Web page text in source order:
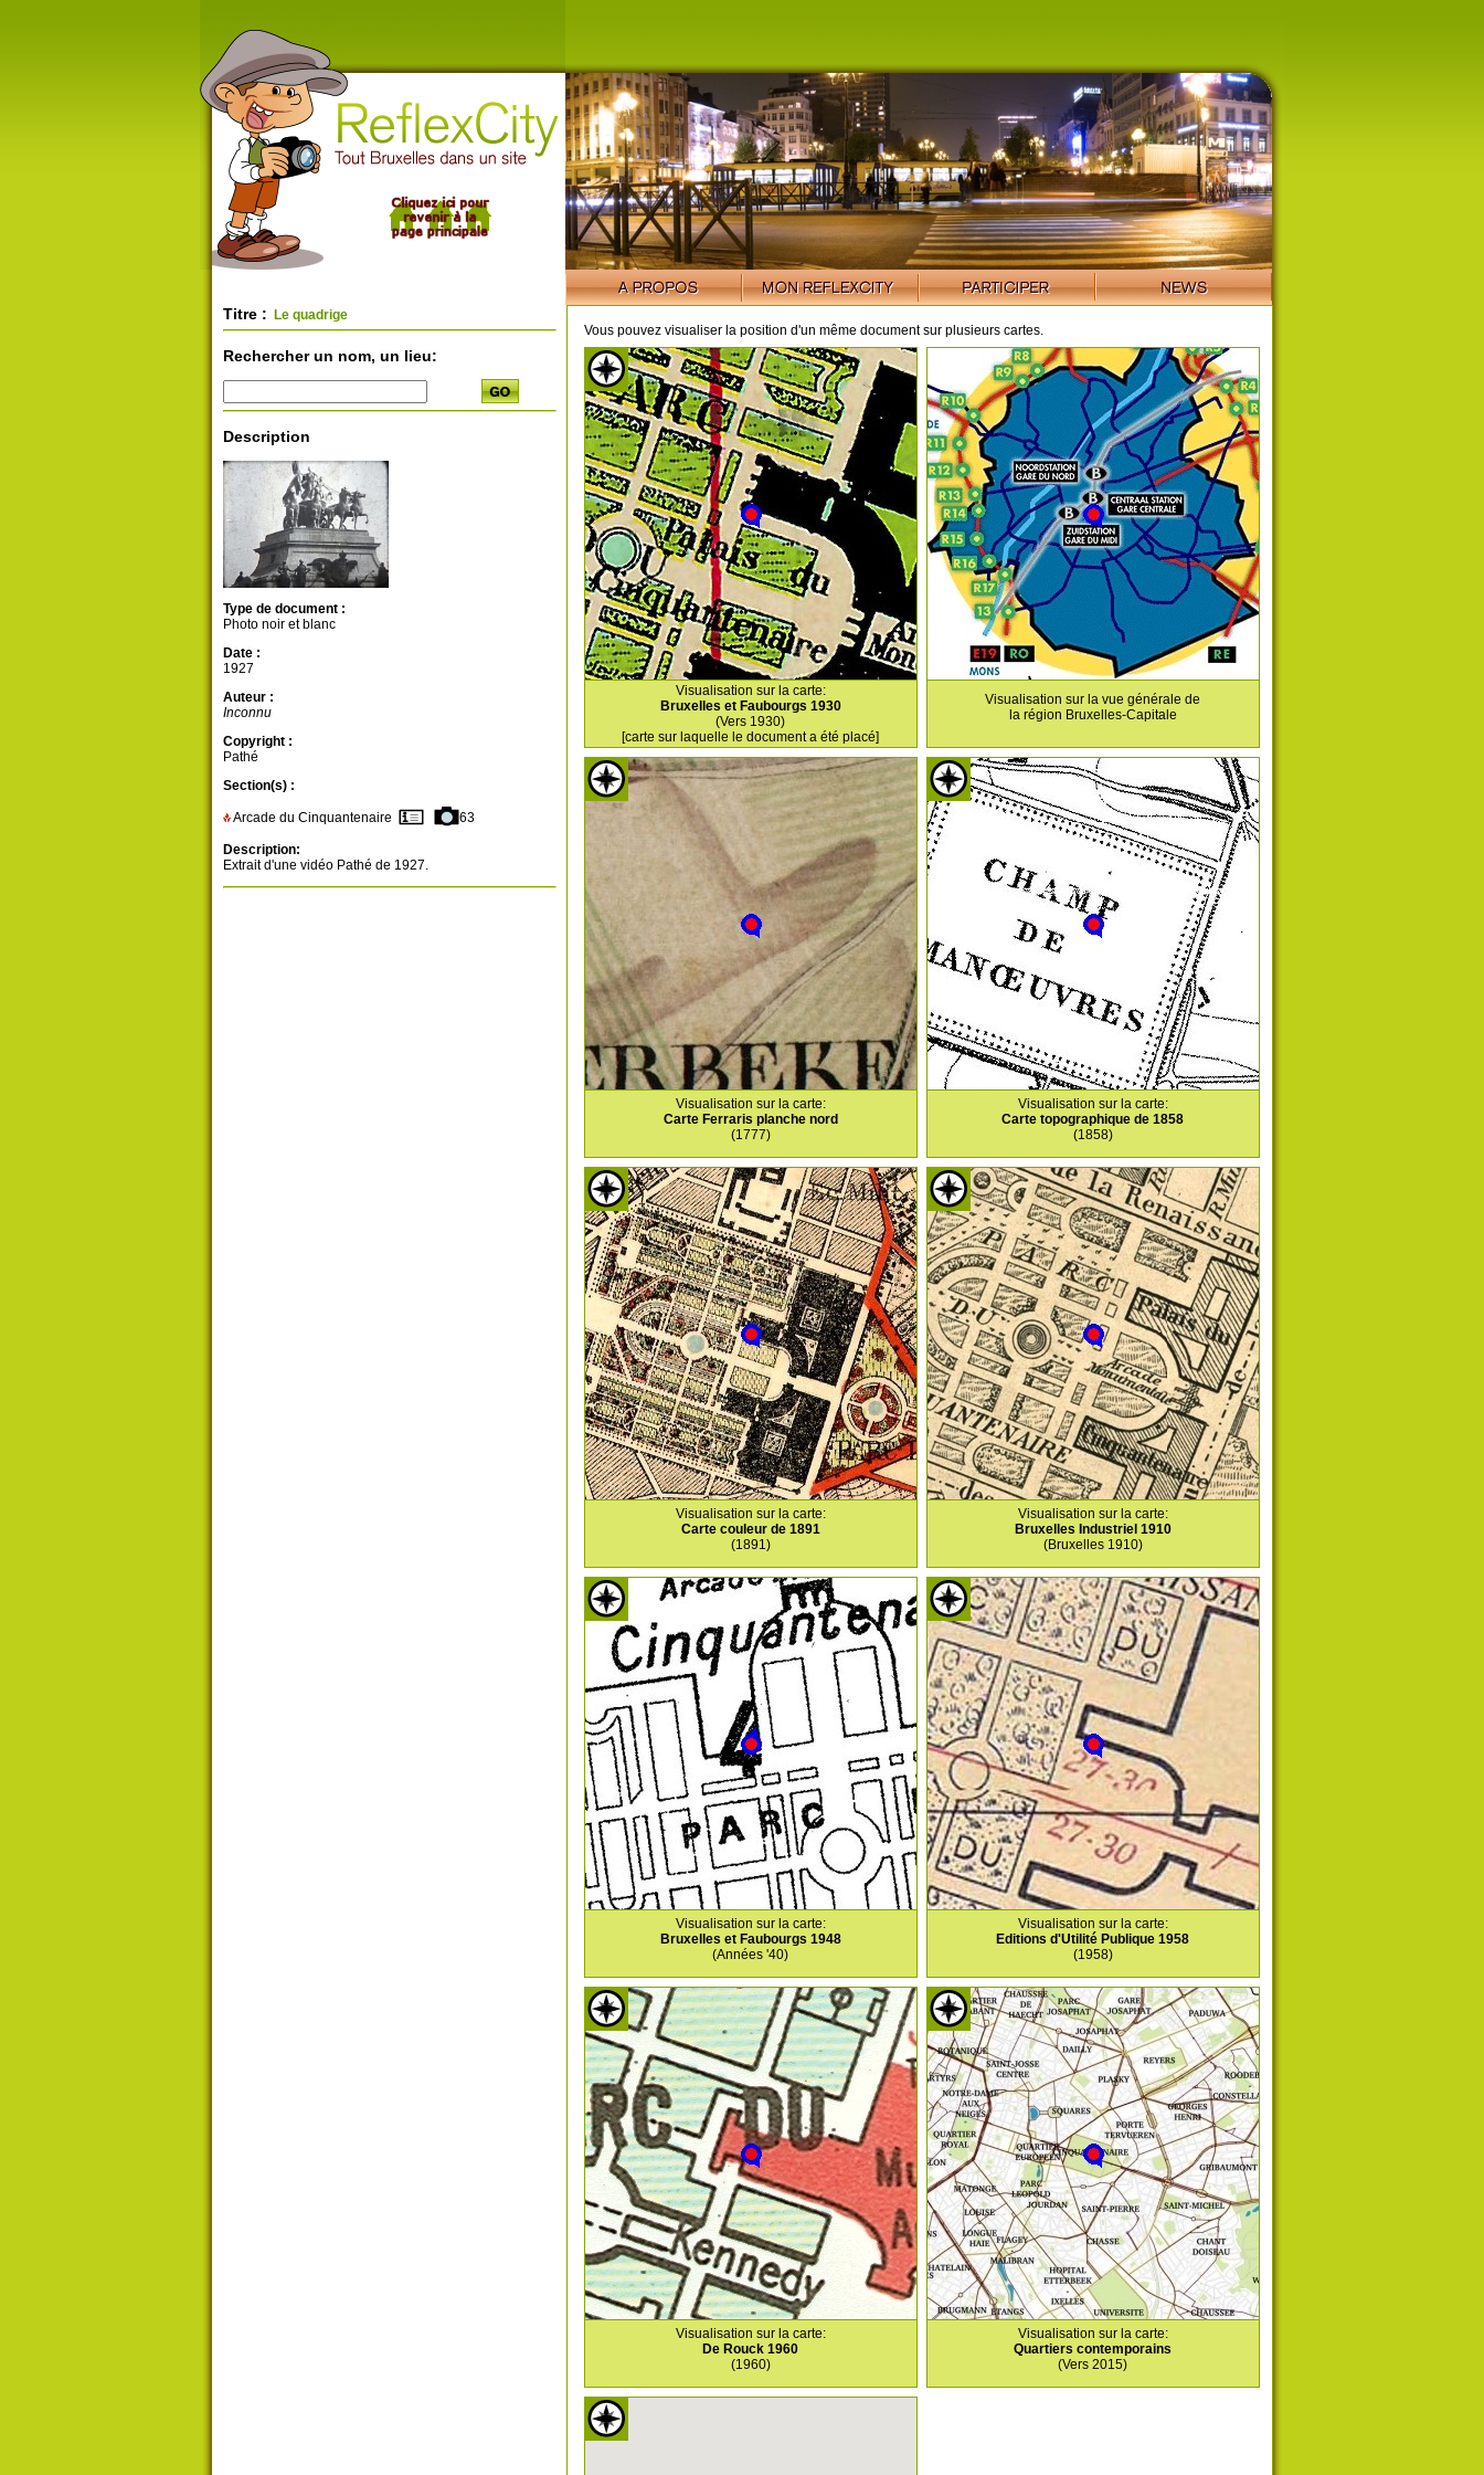
Titre : Le quadrige
Rechercher un nom, un lieu:
Description
Type de document :
Photo noir et blanc
Date :
1927
Auteur :
Inconnu
Copyright :
Pathé
Section(s) :
Arcade du Cinquantenaire 63
Description:
Extrait d'une vidéo Pathé de 1927.
Vous pouvez visualiser la position d'un même document sur plusieurs cartes.
Visualisation sur la carte:
Bruxelles et Faubourgs 1930
(Vers 1930)
[carte sur laquelle le document a été placé]
Visualisation sur la vue générale de
la région Bruxelles-Capitale
Visualisation sur la carte:
Carte Ferraris planche nord
(1777)
Visualisation sur la carte:
Carte topographique de 1858
(1858)
Visualisation sur la carte:
Carte couleur de 1891
(1891)
Visualisation sur la carte:
Bruxelles Industriel 1910
(Bruxelles 1910)
Visualisation sur la carte:
Bruxelles et Faubourgs 1948
(Années '40)
Visualisation sur la carte:
Editions d'Utilité Publique 1958
(1958)
Visualisation sur la carte:
De Rouck 1960
(1960)
Visualisation sur la carte:
Quartiers contemporains
(Vers 2015)